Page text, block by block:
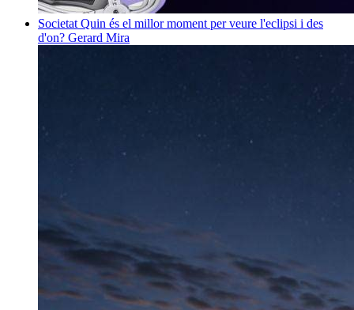
Societat Quin és el millor moment per veure l'eclipsi i des
d'on? Gerard Mira